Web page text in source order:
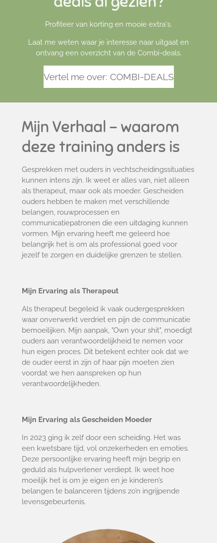
Profiteer van korting en mooie extra's.
Laat me weten waar je interesse naar uitgaat en
ontvang een overzicht van de Combi-deals.
Vertel me over: COMBI-DEALS
Mijn Verhaal - waarom
deze training anders is
Gesprekken met ouders in vechtscheidingssituaties
kunnen intens zijn. Ik weet er alles van, niet alleen
als therapeut, maar ook als moeder. Gescheiden
ouders hebben te maken met verschillende
belangen, rouwprocessen en
communicatiepatronen die een uitdaging kunnen
vormen. Mijn ervaring heeft me geleerd hoe
belangrijk het is om als professional goed voor
jezelf te zorgen en duidelijke grenzen te stellen.
Mijn Ervaring als Therapeut
Als therapeut begeleid ik vaak oudergesprekken
waar onverwerkt verdriet en pijn de communicatie
bemoeilijken. Mijn aanpak, "Own your shit", moedigt
ouders aan verantwoordelijkheid te nemen voor
hun eigen proces. Dit betekent echter ook dat we
de ouder eerst in zijn of haar pijn moeten zien
voordat we hen aanspreken op hun
verantwoordelijkheden.
Mijn Ervaring als Gescheiden Moeder
In 2023 ging ik zelf door een scheiding. Het was
een kwetsbare tijd, vol onzekerheden en emoties.
Deze persoonlijke ervaring heeft mijn begrip en
geduld als hulpverlener verdiept. Ik weet hoe
moeilijk het is om je eigen en je kinderen’s
belangen te balanceren tijdens zo’n ingrijpende
levensgebeurtenis.